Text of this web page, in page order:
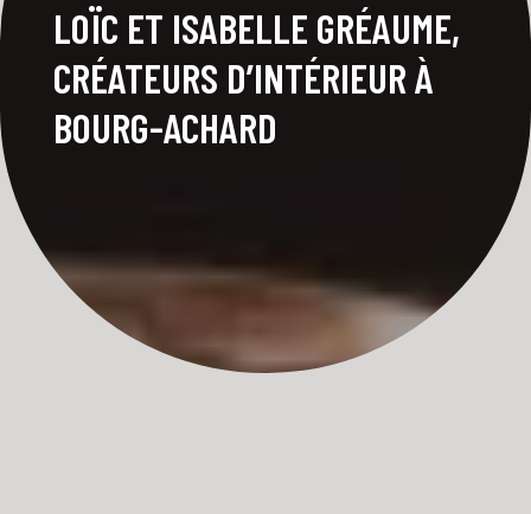
LOÏC ET ISABELLE GRÉAUME,
CRÉATEURS D’INTÉRIEUR À
BOURG-ACHARD